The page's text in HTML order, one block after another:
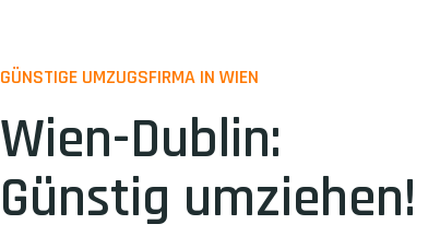
GÜNSTIGE UMZUGSFIRMA IN WIEN
Wien-Dublin:
Günstig umziehen!